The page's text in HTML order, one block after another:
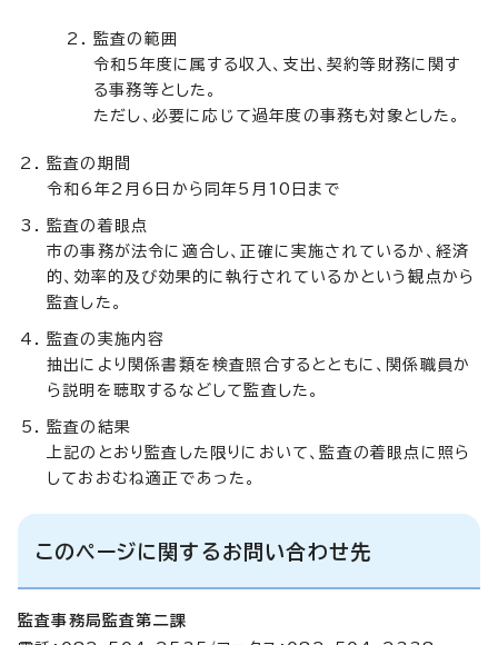
監査の範囲
令和5年度に属する収入、支出、契約等財務に関す
る事務等とした。
ただし、必要に応じて過年度の事務も対象とした。
監査の期間
令和6年2月6日から同年5月10日まで
監査の着眼点
市の事務が法令に適合し、正確に実施されているか、経済
的、効率的及び効果的に執行されているかという観点から
監査した。
監査の実施内容
抽出により関係書類を検査照合するとともに、関係職員か
ら説明を聴取するなどして監査した。
監査の結果
上記のとおり監査した限りにおいて、監査の着眼点に照ら
しておおむね適正であった。
このページに関するお問い合わせ先
監査事務局監査第二課